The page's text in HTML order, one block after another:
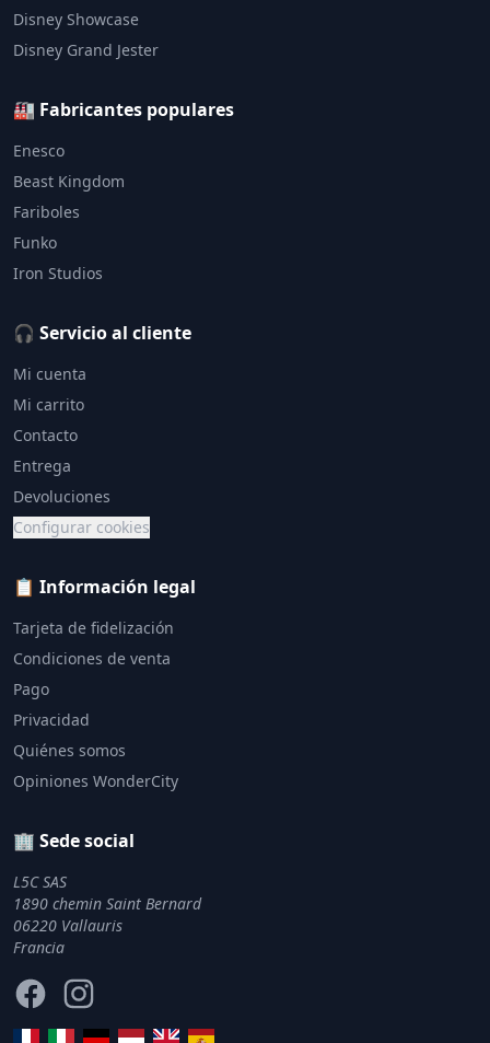
Disney Showcase
Disney Grand Jester
🏭 Fabricantes populares
Enesco
Beast Kingdom
Fariboles
Funko
Iron Studios
🎧 Servicio al cliente
Mi cuenta
Mi carrito
Contacto
Entrega
Devoluciones
Configurar cookies
📋 Información legal
Tarjeta de fidelización
Condiciones de venta
Pago
Privacidad
Quiénes somos
Opiniones WonderCity
🏢 Sede social
L5C SAS
1890 chemin Saint Bernard
06220 Vallauris
Francia
FacebookInstagram